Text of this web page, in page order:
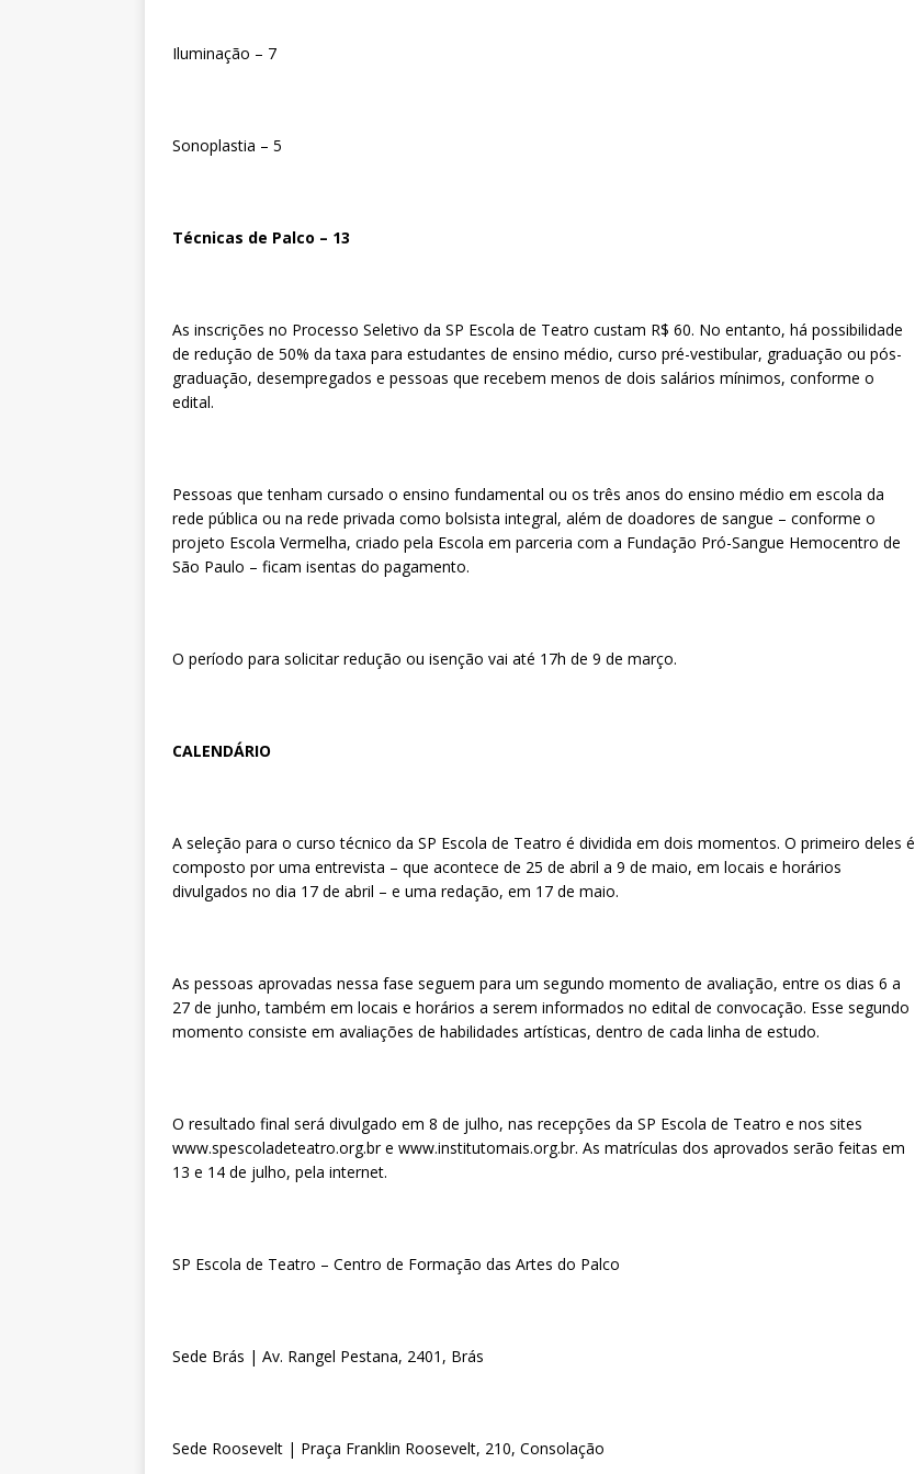
Iluminação – 7
Sonoplastia – 5
Técnicas de Palco – 13
As inscrições no Processo Seletivo da SP Escola de Teatro custam R$ 60. No entanto, há possibilidade
de redução de 50% da taxa para estudantes de ensino médio, curso pré-vestibular, graduação ou pós-
graduação, desempregados e pessoas que recebem menos de dois salários mínimos, conforme o
edital.
Pessoas que tenham cursado o ensino fundamental ou os três anos do ensino médio em escola da
rede pública ou na rede privada como bolsista integral, além de doadores de sangue – conforme o
projeto Escola Vermelha, criado pela Escola em parceria com a Fundação Pró-Sangue Hemocentro de
São Paulo – ficam isentas do pagamento.
O período para solicitar redução ou isenção vai até 17h de 9 de março.
CALENDÁRIO
A seleção para o curso técnico da SP Escola de Teatro é dividida em dois momentos. O primeiro deles é
composto por uma entrevista – que acontece de 25 de abril a 9 de maio, em locais e horários
divulgados no dia 17 de abril – e uma redação, em 17 de maio.
As pessoas aprovadas nessa fase seguem para um segundo momento de avaliação, entre os dias 6 a
27 de junho, também em locais e horários a serem informados no edital de convocação. Esse segundo
momento consiste em avaliações de habilidades artísticas, dentro de cada linha de estudo.
O resultado final será divulgado em 8 de julho, nas recepções da SP Escola de Teatro e nos sites
www.spescoladeteatro.org.br e www.institutomais.org.br. As matrículas dos aprovados serão feitas em
13 e 14 de julho, pela internet.
SP Escola de Teatro – Centro de Formação das Artes do Palco
Sede Brás | Av. Rangel Pestana, 2401, Brás
Sede Roosevelt | Praça Franklin Roosevelt, 210, Consolação